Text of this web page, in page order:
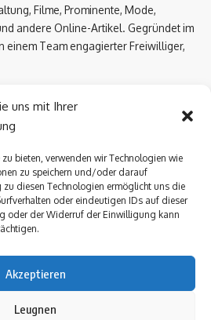
uns mit Ihrer
bieten, verwenden wir Technologien wie
zu speichern und/oder darauf
diesen Technologien ermöglicht uns die
oder eindeutigen IDs auf dieser
oder der Widerruf der Einwilligung kann
Akzeptieren
Leugnen
Filme, Prominente, Mode,
andere Online-Artikel. Gegründet im
einem Team engagierter Freiwilliger,